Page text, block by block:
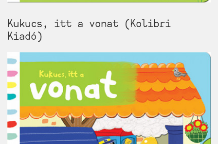
Kukucs, itt a vonat (Kolibri
Kiadó)